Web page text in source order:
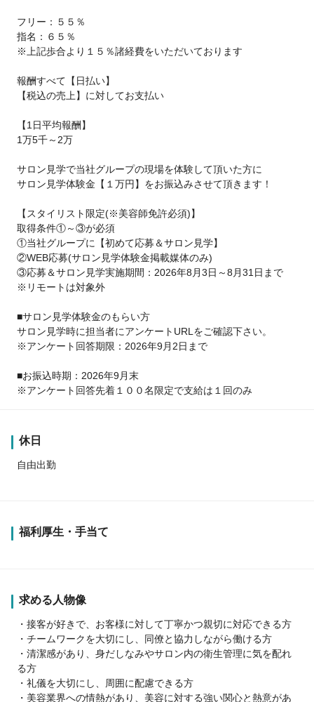
フリー：５５％
指名：６５％
※上記歩合より１５％諸経費をいただいております
報酬すべて【日払い】
【税込の売上】に対してお支払い
【1日平均報酬】
1万5千～2万
サロン見学で当社グループの現場を体験して頂いた方に
サロン見学体験金【１万円】をお振込みさせて頂きます！
【スタイリスト限定(※美容師免許必須)】
取得条件①～③が必須
①当社グループに【初めて応募＆サロン見学】
②WEB応募(サロン見学体験金掲載媒体のみ)
③応募＆サロン見学実施期間：2026年8月3日～8月31日まで
※リモートは対象外
■サロン見学体験金のもらい方
サロン見学時に担当者にアンケートURLをご確認下さい。
※アンケート回答期限：2026年9月2日まで
■お振込時期：2026年9月末
※アンケート回答先着１００名限定で支給は１回のみ
休日
自由出勤
福利厚生・手当て
求める人物像
・接客が好きで、お客様に対して丁寧かつ親切に対応できる方
・チームワークを大切にし、同僚と協力しながら働ける方
・清潔感があり、身だしなみやサロン内の衛生管理に気を配れ
る方
・礼儀を大切にし、周囲に配慮できる方
・美容業界への情熱があり、美容に対する強い関心と熱意があ